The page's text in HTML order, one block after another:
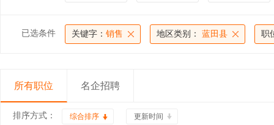
已选条件 关键字： 销售 地区类别： 蓝田县 职
所有职位 名企招聘
排序方式： 综合排序 更新时间